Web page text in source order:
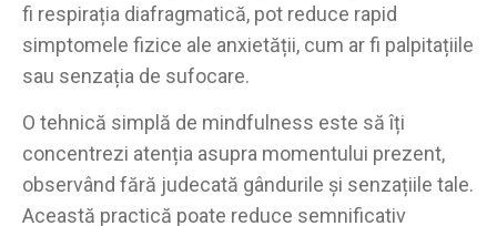
fi respirația diafragmatică, pot reduce rapid
simptomele fizice ale anxietății, cum ar fi palpitațiile
sau senzația de sufocare.
O tehnică simplă de mindfulness este să îți
concentrezi atenția asupra momentului prezent,
observând fără judecată gândurile și senzațiile tale.
Această practică poate reduce semnificativ